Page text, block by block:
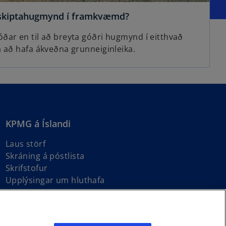
í framkvæmd?
en til að breyta góðri hugmynd í eitthvað
hafa ákveðna grunneiginleika.
KPMG á Íslandi
Laus störf
Skráning á póstlista
Skrifstofur
Upplýsingar um hluthafa